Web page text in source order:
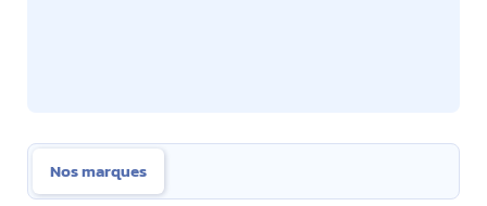
Nos marques